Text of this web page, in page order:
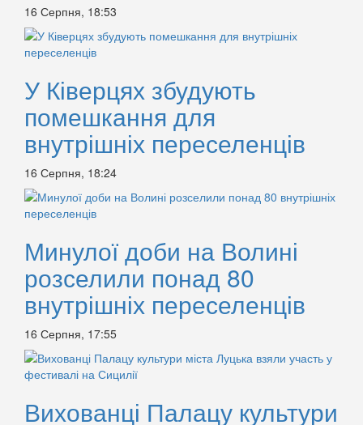
16 Серпня, 18:53
У Ківерцях збудують
помешкання для
внутрішніх переселенців
16 Серпня, 18:24
Минулої доби на Волині
розселили понад 80
внутрішніх переселенців
16 Серпня, 17:55
Вихованці Палацу культури